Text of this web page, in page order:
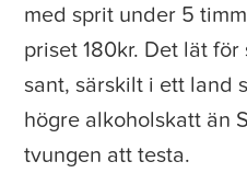
med sprit under 5
priset 180kr. Det lät
sant, särskilt i ett land
högre alkoholskatt än
tvungen att testa.